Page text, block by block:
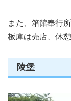
また、箱館奉行
板庫は売店、休
陵堡